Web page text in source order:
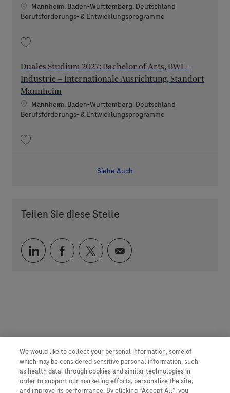
Standort
Mannheim, Baden-Württemberg, Deutschland
Kategorie
Berufsförderungs- & Entwicklungsprogramme
Duales Studium 2027: Bachelor of Arts, BWL -
Industrie – Internationale Ausrichtung, Standort
Mannheim
Standort
Mannheim, Baden-Württemberg, Deutschland
Kategorie
Berufsförderungs- & Entwicklungsprogramme
Siehe Auch
Teilen Sie diese Stelle
Über LinkedIn teilen
Über Facebook teilen
Über Twitter teilen
Per E-Mail teilen
We would like to collect your personal information, some of
which may be considered sensitive personal information, such
as health data, through cookies and similar technologies in
order to support our marketing efforts, personalize the site,
and improve its performance. By clicking “Accept All”, you